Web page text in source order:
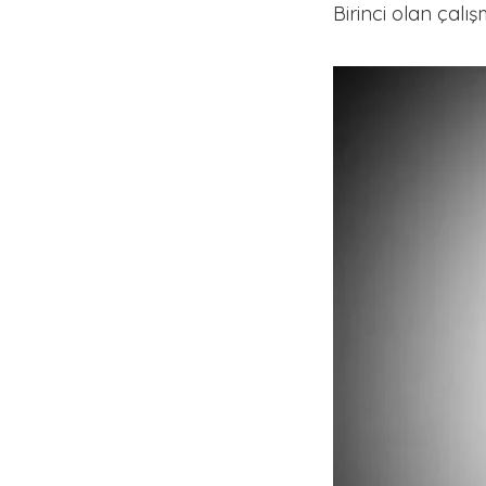
Birinci olan